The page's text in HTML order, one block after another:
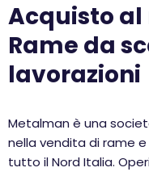
Acquisto al
Rame da
lavorazioni
Metalman è una
nella vendita di rame
tutto il Nord Italia.